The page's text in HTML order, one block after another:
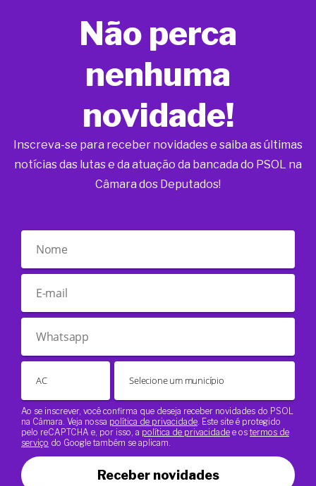
Não perca
nenhuma
novidade!
Inscreva-se para receber novidades e saiba as últimas
notícias das lutas e da atuação da bancada do PSOL na
Câmara dos Deputados!
Ao se inscrever, você confirma que deseja receber novidades do PSOL
na Câmara. Veja nossa política de privacidade . Este site é protegido
pelo reCAPTCHA e, por isso, a política de privacidade e os termos de
serviço do Google também se aplicam.
Receber novidades